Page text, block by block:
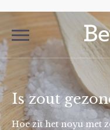
Is zout
Hoe zit het noyu met